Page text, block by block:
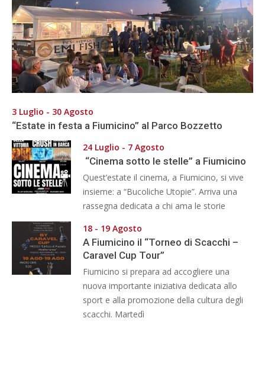
3 Luglio - 30 Agosto
“Estate in festa a Fiumicino” al Parco Bozzetto
24 Luglio - 7 Agosto
“Cinema sotto le stelle” a Fiumicino
Quest’estate il cinema, a Fiumicino, si vive
insieme: a “Bucoliche Utopie”. Arriva una
rassegna dedicata a chi ama le storie
18 - 19 Agosto
A Fiumicino il “Torneo di Scacchi –
Caravel Cup Tour”
Fiumicino si prepara ad accogliere una
nuova importante iniziativa dedicata allo
sport e alla promozione della cultura degli
scacchi. Martedì